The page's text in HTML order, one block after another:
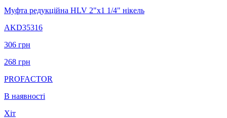
Муфта редукційна HLV 2"х1 1/4" нікель
AKD35316
306 грн
268 грн
PROFACTOR
В наявності
Хіт